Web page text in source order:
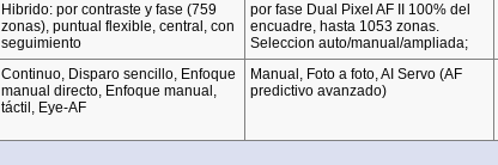
Hibrido: por contraste y fase (759
zonas), puntual flexible, central, con
seguimiento
por fase Dual Pixel AF II 100% del
encuadre, hasta 1053 zonas.
Seleccion auto/manual/ampliada;
Continuo, Disparo sencillo, Enfoque
manual directo, Enfoque manual,
táctil, Eye-AF
Manual, Foto a foto, AI Servo (AF
predictivo avanzado)